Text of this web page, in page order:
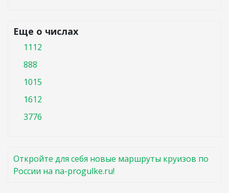
Еще о числах
1112
888
1015
1612
3776
Откройте для себя новые маршруты круизов по
России на na-progulke.ru!